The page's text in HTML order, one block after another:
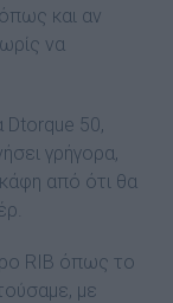
και αν
να
Dtorque 50,
γρήγορα,
από ότι θα
RIB όπως το
µε